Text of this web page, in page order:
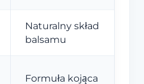
Naturalny skład
balsamu
Formuła kojąca